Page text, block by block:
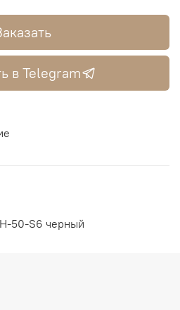
в Telegram
50-S6 черный